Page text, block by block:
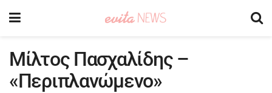
Μίλτος Πασχαλίδης –
«Περιπλανώμενο»